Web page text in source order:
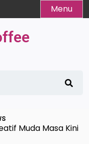
Menu
Muda Masa Kini |